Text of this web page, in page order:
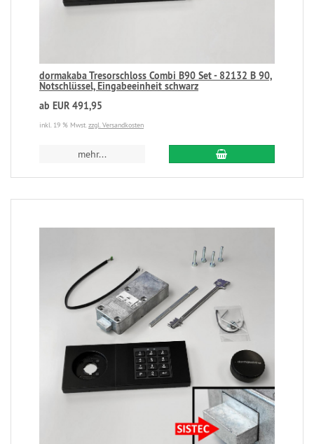
dormakaba Tresorschloss Combi B90 Set - 82132 B 90,
Notschlüssel, Eingabeeinheit schwarz
ab EUR 491,95
inkl. 19 % Mwst.zzgl. Versandkosten
mehr...